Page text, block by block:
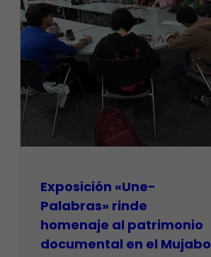
Exposición «Une-
Palabras» rinde
homenaje al patrimonio
documental en el Mujabo